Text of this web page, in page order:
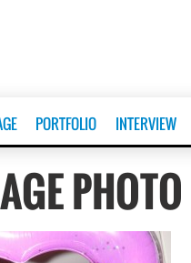
PORTFOLIO INTERVIEW
PHOTO